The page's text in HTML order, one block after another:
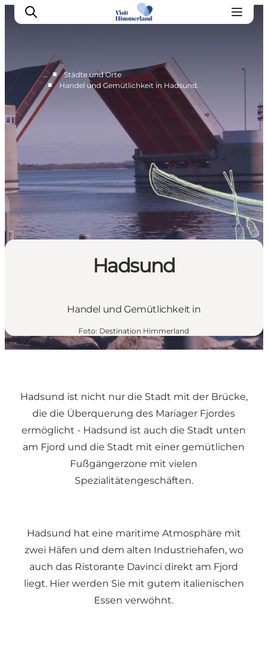
Erlebnisse
Natur
Städte und Orte
Reiseplanung
Praktische Informationen
… ■
Städte und Orte
■
Handel und Gemütlichkeit in Hadsund.
Hadsund
Handel und Gemütlichkeit in
Foto: Destination Himmerland
Hadsund ist nicht nur die Stadt mit der Brücke,
die die Überquerung des Mariager Fjordes
ermöglicht - Hadsund ist auch die Stadt unten
am Fjord und die Stadt mit einer gemütlichen
Fußgängerzone mit vielen
Spezialitätengeschäften.
Hadsund hat eine maritime Atmosphäre mit
zwei Häfen und dem alten Industriehafen, wo
auch das Ristorante Davinci direkt am Fjord
liegt. Hier werden Sie mit gutem italienischen
Essen verwöhnt.